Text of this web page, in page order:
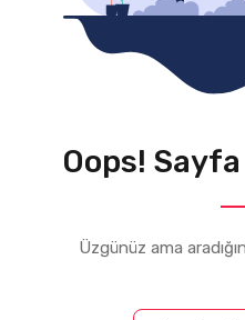
Oops!
Üzgünüz ama